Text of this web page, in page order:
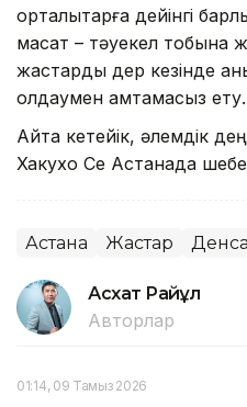
орталықтарға дейінгі
мақсат – тәуекел тобына
жастарды дер кезінде
қолдаумен қамтамасыз ету.
Айта кетейік, әлемдік
Хакухо Се Астанада
Астана Жастар
Асхат Райқұл
Авторлар
01:14, 09 Тамыз 2026